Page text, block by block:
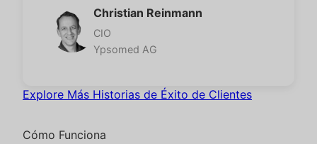
Christian Reinmann
CIO
Ypsomed AG
Explore Más Historias de Éxito de Clientes
Cómo Funciona